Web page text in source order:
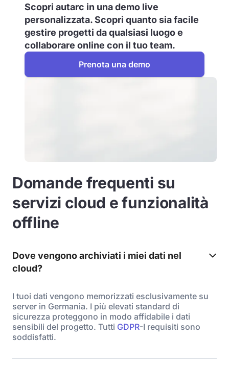
Scopri autarc in una demo live
personalizzata. Scopri quanto sia facile
gestire progetti da qualsiasi luogo e
collaborare online con il tuo team.
Prenota una demo
Domande frequenti su
servizi cloud e funzionalità
offline
Dove vengono archiviati i miei dati nel
cloud?
I tuoi dati vengono memorizzati esclusivamente su
server in Germania. I più elevati standard di
sicurezza proteggono in modo affidabile i dati
sensibili del progetto. Tutti GDPR-I requisiti sono
soddisfatti.